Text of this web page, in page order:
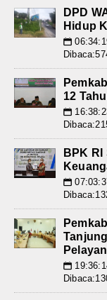
DPD
Hidup
📅
12
📅
BPK
📅
📅